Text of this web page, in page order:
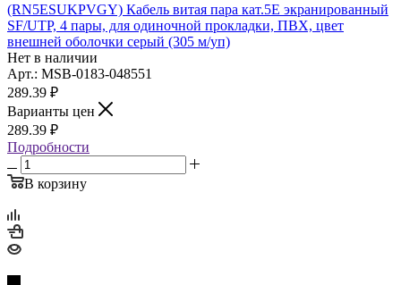
(RN5ESUKPVGY) Кабель витая пара кат.5Е экранированный
SF/UTP, 4 пары, для одиночной прокладки, ПВХ, цвет
внешней оболочки серый (305 м/уп)
Нет в наличии
Арт.: MSB-0183-048551
289.39 ₽
Варианты цен
289.39 ₽
Подробности
В корзину